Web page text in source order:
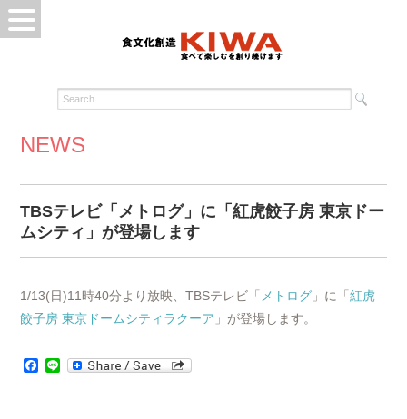
NEWS
TBSテレビ「メトログ」に「紅虎餃子房 東京ドー
ムシティ」が登場します
1/13(日)11時40分より放映、TBSテレビ「 メトログ 」に「紅虎
餃子房 東京ドームシティラクーア 」が登場します。
Facebook
Line